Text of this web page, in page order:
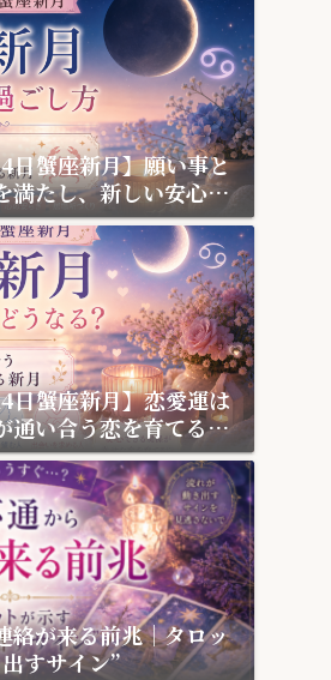
日蟹座新月】願い事と
満たし、新しい安心を
日蟹座新月】恋愛運は
通い合う恋を育てる新
絡が来る前兆｜タロッ
すサイン”